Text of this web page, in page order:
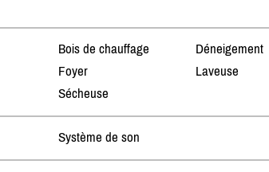
Bois de chauffage
Déneigement
Foyer
Laveuse
Sécheuse
Système de son